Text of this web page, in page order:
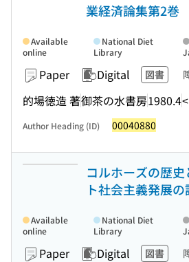
業経済論集第2巻
Paper Digital 図書
的場徳造 著御茶の水書房1980.4
Available
online
National Diet
Library
Author Heading (ID) 00040880
コルホーズの歴史
ト社会主義発展
Paper Digital 図書
Available
online
National Diet
Library